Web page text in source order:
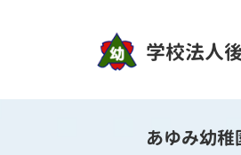
学校法人
あゆみ幼稚